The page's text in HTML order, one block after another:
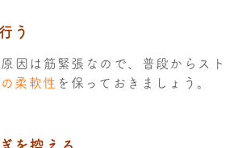
う
因は筋緊張なので、普段からスト
柔軟性 を保っておきましょう。